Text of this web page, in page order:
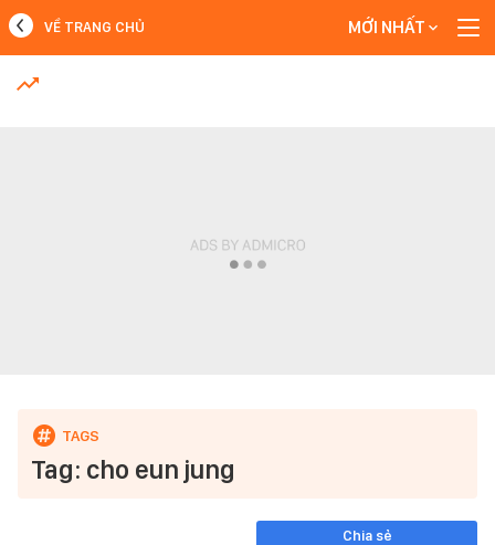
MỚI NHẤT
VỀ TRANG CHỦ MỚI NHẤT
Tag: cho eun jung
Chia sẻ